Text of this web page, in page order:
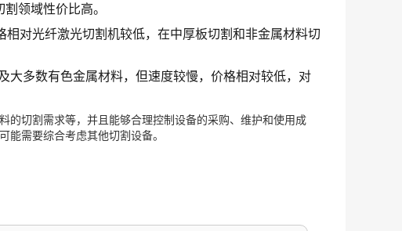
领域性价比高。
对光纤激光切割机较低，在中厚板切割和非金属材料切
大多数有色金属材料，但速度较慢，价格相对较低，对
的切割需求等，并且能够合理控制设备的采购、维护和使用成
需要综合考虑其他切割设备。